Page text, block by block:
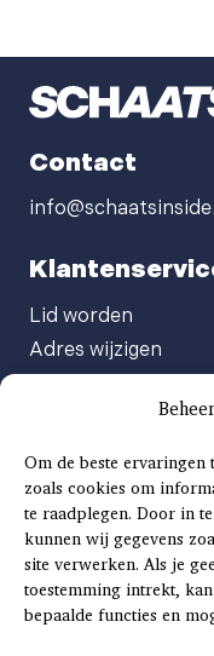
Om de beste
zoals cookies om
te raadplegen. Door in
kunnen wij gegevens
site verwerken. Als je
toestemming intrekt,
bepaalde functies en
Contact
Lid worden
Adres wijzigen
Abonnement
Afgeven
Factuur betalen
Klachtenformulier
Overige vragen
Adverteren